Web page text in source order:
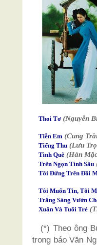
Thoi Tơ(Nguyễn
Tiễn Em (Cung
Tiếng Thu(Lưu
Tình Quê(Hàn
Trên Ngọn Tình Sầu
Tôi Đứng Trên Đồi
Tôi Muốn Tin, Tôi
Trăng Sáng Vườn
Xuân Và Tuổi Trẻ
(*) Theo ông
trong báo Văn